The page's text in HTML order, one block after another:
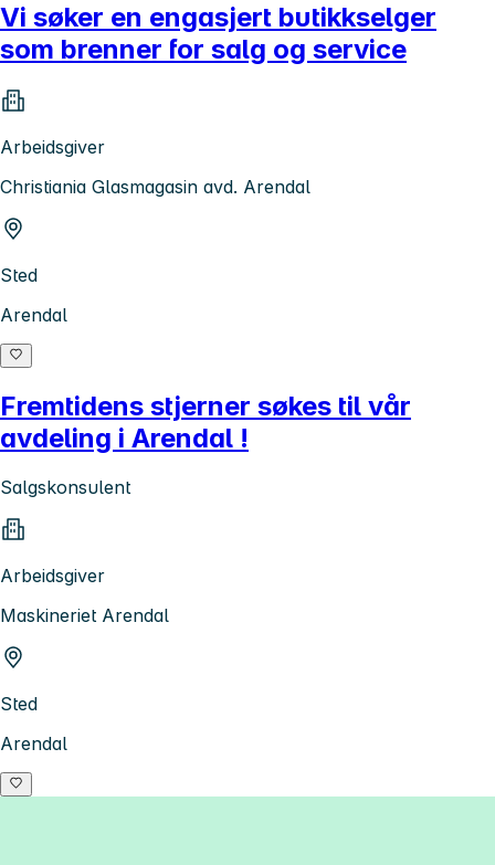
Vi søker en engasjert butikkselger
som brenner for salg og service
Arbeidsgiver
Christiania Glasmagasin avd. Arendal
Sted
Arendal
Fremtidens stjerner søkes til vår
avdeling i Arendal !
Salgskonsulent
Arbeidsgiver
Maskineriet Arendal
Sted
Arendal